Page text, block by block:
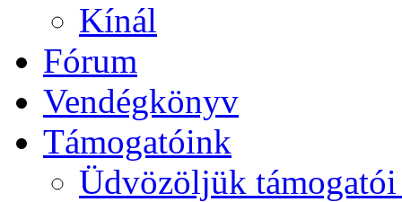
Kínál
Fórum
Vendégkönyv
Támogatóink
Üdvözöljük